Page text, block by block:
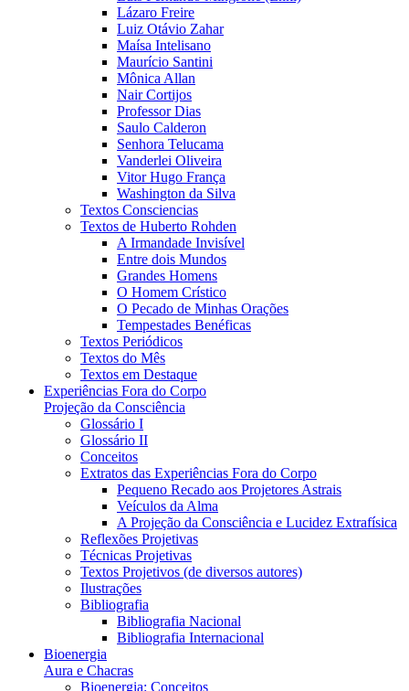
Lázaro Freire
Luiz Otávio Zahar
Maísa Intelisano
Maurício Santini
Mônica Allan
Nair Cortijos
Professor Dias
Saulo Calderon
Senhora Telucama
Vanderlei Oliveira
Vitor Hugo França
Washington da Silva
Textos Consciencias
Textos de Huberto Rohden
A Irmandade Invisível
Entre dois Mundos
Grandes Homens
O Homem Crístico
O Pecado de Minhas Orações
Tempestades Benéficas
Textos Periódicos
Textos do Mês
Textos em Destaque
Experiências Fora do Corpo
Projeção da Consciência
Glossário I
Glossário II
Conceitos
Extratos das Experiências Fora do Corpo
Pequeno Recado aos Projetores Astrais
Veículos da Alma
A Projeção da Consciência e Lucidez Extrafísica
Reflexões Projetivas
Técnicas Projetivas
Textos Projetivos (de diversos autores)
Ilustrações
Bibliografia
Bibliografia Nacional
Bibliografia Internacional
Bioenergia
Aura e Chacras
Bioenergia: Conceitos